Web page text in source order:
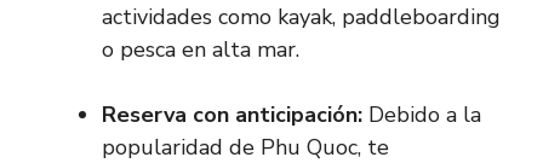
actividades como kayak, paddleboarding
o pesca en alta mar.
Reserva con anticipación: Debido a la
popularidad de Phu Quoc, te